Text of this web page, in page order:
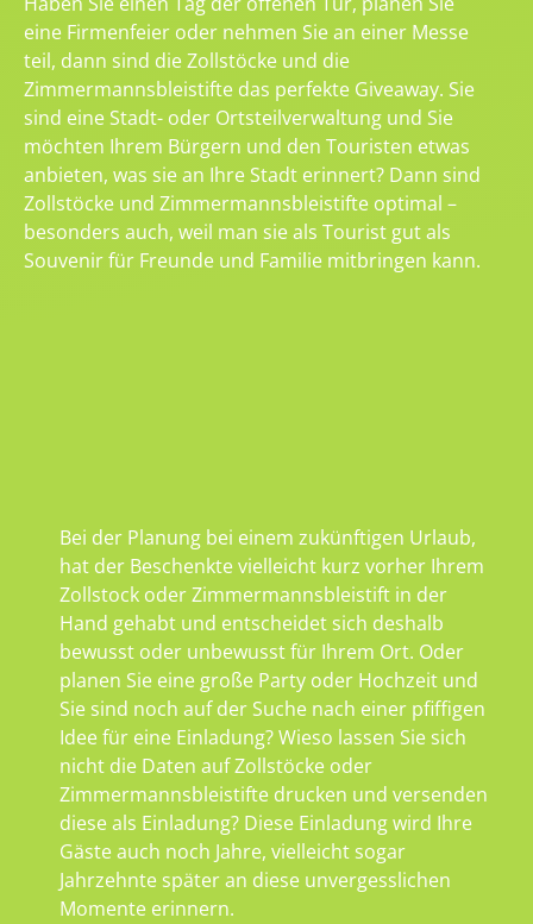
eine Firmenfeier oder nehmen Sie an einer Messe
teil, dann sind die Zollstöcke und die
Zimmermannsbleistifte das perfekte Giveaway. Sie
sind eine Stadt- oder Ortsteilverwaltung und Sie
möchten Ihrem Bürgern und den Touristen etwas
anbieten, was sie an Ihre Stadt erinnert? Dann sind
Zollstöcke und Zimmermannsbleistifte optimal –
besonders auch, weil man sie als Tourist gut als
Souvenir für Freunde und Familie mitbringen kann.
Bei der Planung bei einem zukünftigen Urlaub,
hat der Beschenkte vielleicht kurz vorher Ihrem
Zollstock oder Zimmermannsbleistift in der
Hand gehabt und entscheidet sich deshalb
bewusst oder unbewusst für Ihrem Ort. Oder
planen Sie eine große Party oder Hochzeit und
Sie sind noch auf der Suche nach einer pfiffigen
Idee für eine Einladung? Wieso lassen Sie sich
nicht die Daten auf Zollstöcke oder
Zimmermannsbleistifte drucken und versenden
diese als Einladung? Diese Einladung wird Ihre
Gäste auch noch Jahre, vielleicht sogar
Jahrzehnte später an diese unvergesslichen
Momente erinnern.